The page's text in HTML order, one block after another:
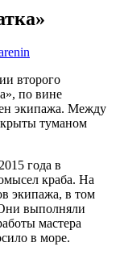
второго
по вине
экипажа. Между
туманом
года в
краба. На
экипажа, в том
выполняли
мастера
в море.